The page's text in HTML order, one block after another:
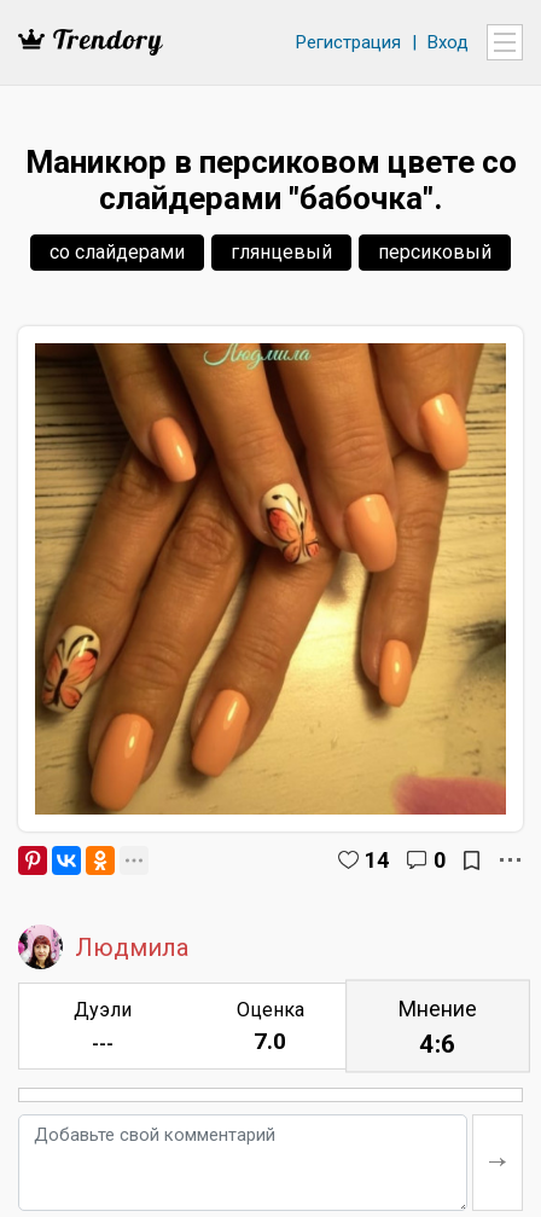
Регистрация | Вход
Маникюр в персиковом цвете со
слайдерами "бабочка".
со слайдерами глянцевый персиковый
14 0
Людмила
Дуэли
---
Оценка
7.0
Мнение
4:6